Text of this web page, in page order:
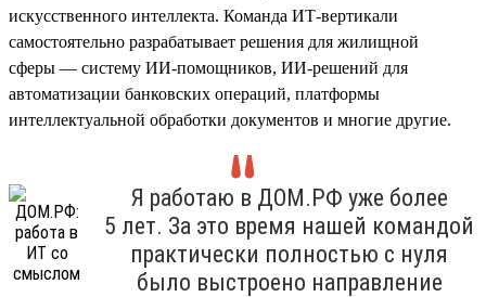
искусственного интеллекта. Команда ИТ-вертикали
самостоятельно разрабатывает решения для жилищной
сферы — систему ИИ-помощников, ИИ-решений для
автоматизации банковских операций, платформы
интеллектуальной обработки документов и многие другие.
Я работаю в ДОМ.РФ уже более
5 лет. За это время нашей командой
практически полностью с нуля
было выстроено направление